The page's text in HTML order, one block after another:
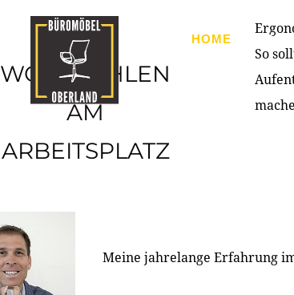
HOME
WOHLFÜHLEN
AM
ARBEITSPLATZ
So
Meine jahrelange Erfahrung